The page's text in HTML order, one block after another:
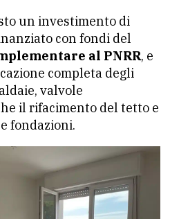
un investimento di
con fondi del
al PNRR, e
completa degli
valvole
il rifacimento del tetto e
fondazioni.